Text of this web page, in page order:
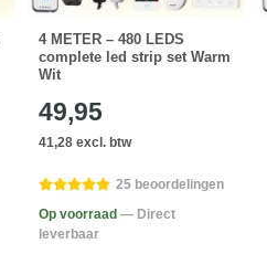
4 METER – 480 LEDS
complete led strip set Warm
Wit
49,95
41,28 excl. btw
25 beoordelingen
Op voorraad — Direct
leverbaar